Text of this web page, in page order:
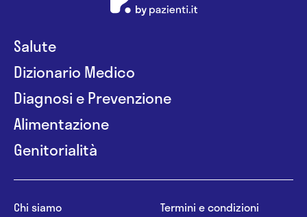
Salute
Dizionario Medico
Diagnosi e Prevenzione
Alimentazione
Genitorialità
Chi siamo
Termini e condizioni